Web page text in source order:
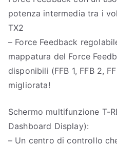
potenza intermedia tra i
TX2
– Force Feedback
mappatura del Force
disponibili (FFB 1, FFB 2,
migliorata!
Schermo multifunzione T-
Dashboard Display):
– Un centro di controllo